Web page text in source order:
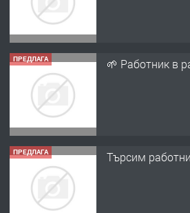
ПРЕДЛАГА 🌱 Работник в
ПРЕДЛАГА Търсим